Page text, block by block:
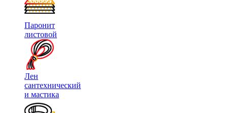
Паронит
листовой
Лен
сантехнический
и мастика